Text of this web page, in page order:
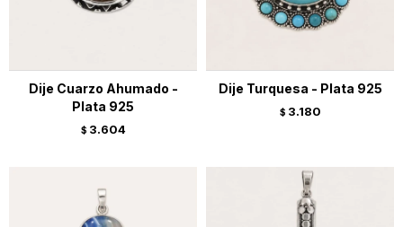
Dije Cuarzo Ahumado -
Plata 925
$ 3.604
Dije Turquesa - Plata 925
$ 3.180